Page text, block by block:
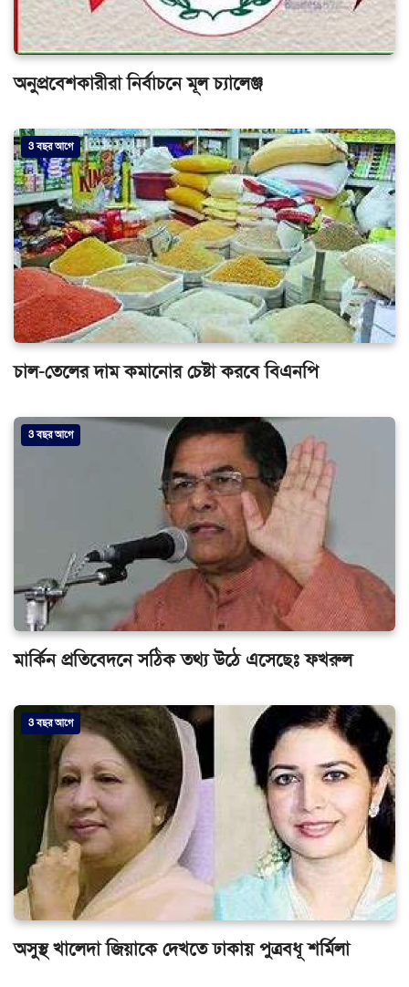
অনুপ্রবেশকারীরা নির্বাচনে মূল চ্যালেঞ্জ
3 বছর আগে
চাল-তেলের দাম কমানোর চেষ্টা করবে বিএনপি
3 বছর আগে
মার্কিন প্রতিবেদনে সঠিক তথ্য উঠে এসেছেঃ ফখরুল
3 বছর আগে
অসুস্থ খালেদা জিয়াকে দেখতে ঢাকায় পুত্রবধূ শর্মিলা